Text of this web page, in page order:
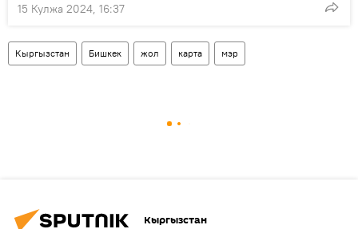
15 Кулжа 2024, 16:37
Кыргызстан Бишкек жол карта мэр
Кыргызстан